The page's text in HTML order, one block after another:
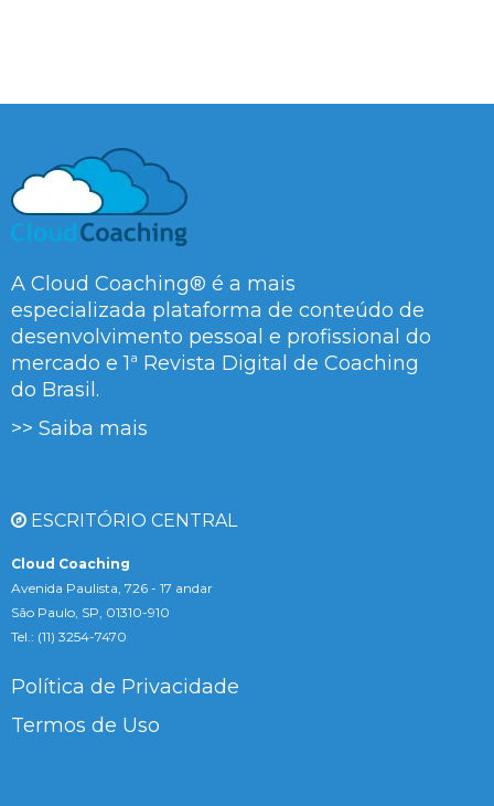
A Cloud Coaching® é a mais
especializada plataforma de conteúdo de
desenvolvimento pessoal e profissional do
mercado e 1ª Revista Digital de Coaching
do Brasil.
>> Saiba mais
ESCRITÓRIO CENTRAL
Cloud Coaching
Avenida Paulista, 726 - 17 andar
São Paulo, SP, 01310-910
Tel.: (11) 3254-7470
Política de Privacidade
Termos de Uso